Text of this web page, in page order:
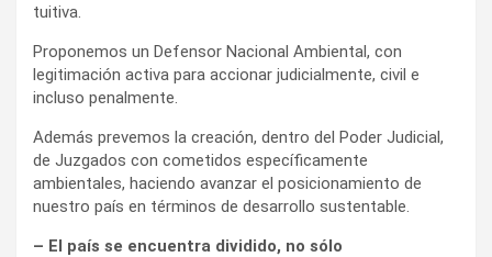
tuitiva.
Proponemos un Defensor Nacional Ambiental, con
legitimación activa para accionar judicialmente, civil e
incluso penalmente.
Además prevemos la creación, dentro del Poder Judicial,
de Juzgados con cometidos específicamente
ambientales, haciendo avanzar el posicionamiento de
nuestro país en términos de desarrollo sustentable.
– El país se encuentra dividido, no sólo